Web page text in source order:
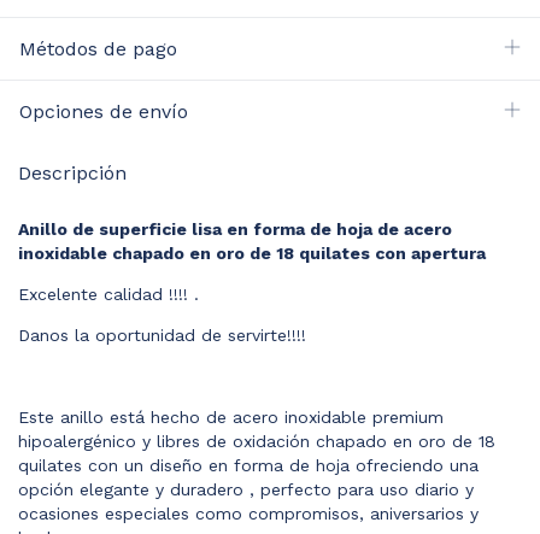
Métodos de pago
Opciones de envío
Descripción
Anillo de superficie lisa en forma de hoja de acero
inoxidable chapado en oro de 18 quilates con apertura
Excelente calidad !!!! .
Danos la oportunidad de servirte!!!!
Este anillo está hecho de acero inoxidable premium
hipoalergénico y libres de oxidación chapado en oro de 18
quilates con un diseño en forma de hoja ofreciendo una
opción elegante y duradero , perfecto para uso diario y
ocasiones especiales como compromisos, aniversarios y